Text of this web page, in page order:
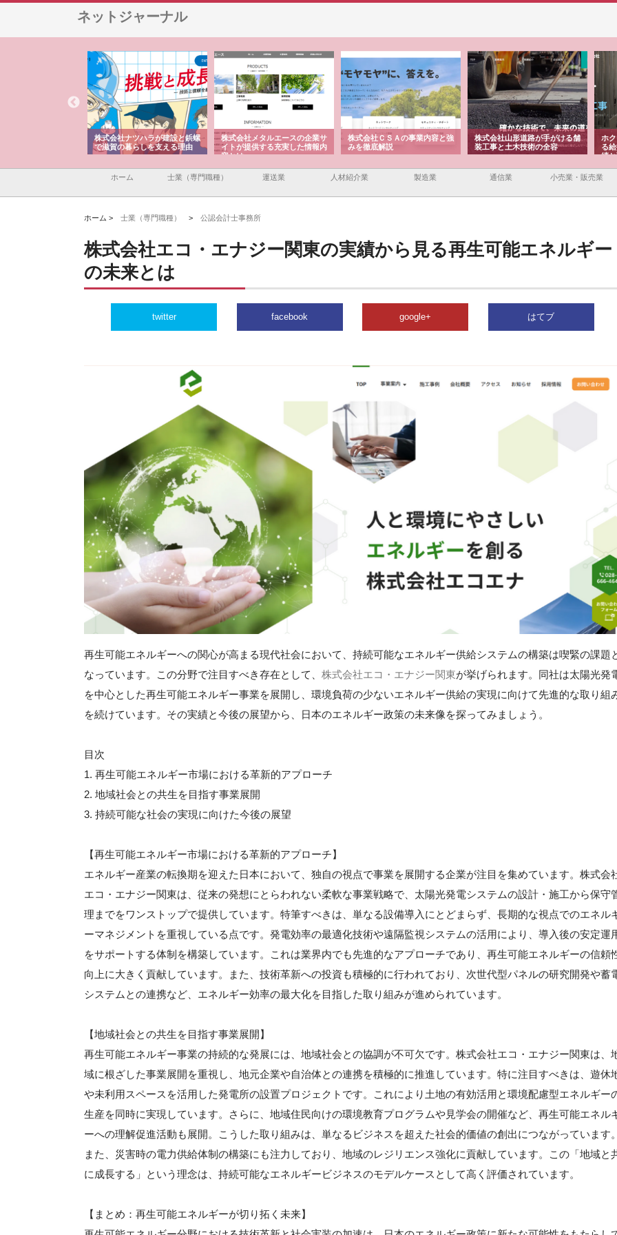
ネットジャーナル
株式会社ナツハラが建設と鋲螺
で滋賀の暮らしを支える理由
株式会社メタルエースの企業サ
イトが提供する充実した情報内
容とは
株式会社ＣＳＡの事業内容と強
みを徹底解説
株式会社山形道路が手がける舗
装工事と土木技術の全容
ホ
る
績
ホーム 士業（専門職種） 運送業 人材紹介業 製造業 通信業 小売業・販売業
ホーム > 士業（専門職種） > 公認会計士事務所
株式会社エコ・エナジー関東の実績から見る再生可能エネルギー
の未来とは
twitter facebook google+ はてブ
再生可能エネルギーへの関心が高まる現代社会において、持続可能なエネルギー供給システムの構築は喫緊の課題
なっています。この分野で注目すべき存在として、 株式会社エコ・エナジー関東が挙げられます。同社は太陽光発
を中心とした再生可能エネルギー事業を展開し、環境負荷の少ないエネルギー供給の実現に向けて先進的な取り組
を続けています。その実績と今後の展望から、日本のエネルギー政策の未来像を探ってみましょう。
目次
1. 再生可能エネルギー市場における革新的アプローチ
2. 地域社会との共生を目指す事業展開
3. 持続可能な社会の実現に向けた今後の展望
【再生可能エネルギー市場における革新的アプローチ】
エネルギー産業の転換期を迎えた日本において、独自の視点で事業を展開する企業が注目を集めています。株式会
エコ・エナジー関東は、従来の発想にとらわれない柔軟な事業戦略で、太陽光発電システムの設計・施工から保守
理までをワンストップで提供しています。特筆すべきは、単なる設備導入にとどまらず、長期的な視点でのエネル
ーマネジメントを重視している点です。発電効率の最適化技術や遠隔監視システムの活用により、導入後の安定運
をサポートする体制を構築しています。これは業界内でも先進的なアプローチであり、再生可能エネルギーの信頼
向上に大きく貢献しています。また、技術革新への投資も積極的に行われており、次世代型パネルの研究開発や蓄
システムとの連携など、エネルギー効率の最大化を目指した取り組みが進められています。
【地域社会との共生を目指す事業展開】
再生可能エネルギー事業の持続的な発展には、地域社会との協調が不可欠です。株式会社エコ・エナジー関東は、
域に根ざした事業展開を重視し、地元企業や自治体との連携を積極的に推進しています。特に注目すべきは、遊休
や未利用スペースを活用した発電所の設置プロジェクトです。これにより土地の有効活用と環境配慮型エネルギー
生産を同時に実現しています。さらに、地域住民向けの環境教育プログラムや見学会の開催など、再生可能エネル
ーへの理解促進活動も展開。こうした取り組みは、単なるビジネスを超えた社会的価値の創出につながっています。
また、災害時の電力供給体制の構築にも注力しており、地域のレジリエンス強化に貢献しています。この「地域と
に成長する」という理念は、持続可能なエネルギービジネスのモデルケースとして高く評価されています。
【まとめ：再生可能エネルギーが切り拓く未来】